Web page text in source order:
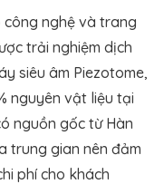
công nghệ và trang
trải nghiệm dịch
siêu âm Piezotome,
nguyên vật liệu tại
nguồn gốc từ Hàn
trung gian nên đảm
phí cho khách